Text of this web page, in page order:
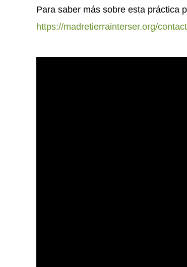
Para saber más sobre esta práctica
https://madretierrainterser.org/